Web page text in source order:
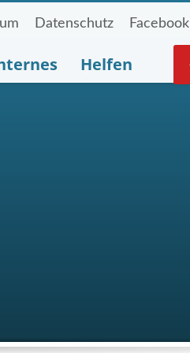
Datenschutz Facebook
Helfen